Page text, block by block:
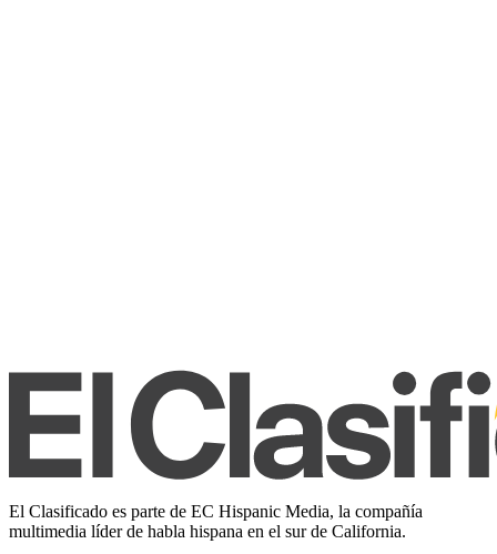
El Clasificado es parte de EC Hispanic Media, la compañía
multimedia líder de habla hispana en el sur de California.